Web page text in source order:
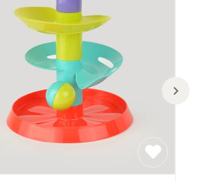
uyarıları okuyunuz.